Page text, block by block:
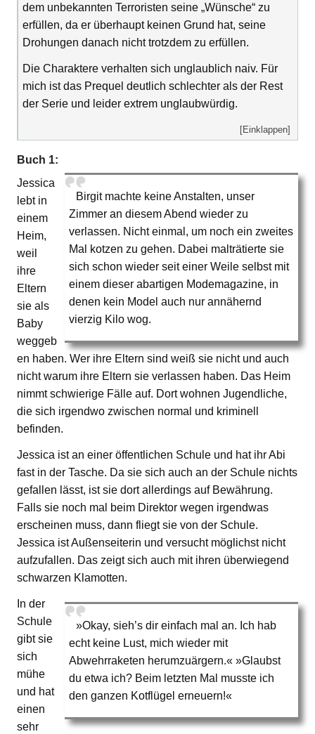
dem unbekannten Terroristen seine „Wünsche“ zu
erfüllen, da er überhaupt keinen Grund hat, seine
Drohungen danach nicht trotzdem zu erfüllen.
Die Charaktere verhalten sich unglaublich naiv. Für
mich ist das Prequel deutlich schlechter als der Rest
der Serie und leider extrem unglaubwürdig.
[Einklappen]
Buch 1:
Birgit machte keine Anstalten, unser
Zimmer an diesem Abend wieder zu
verlassen. Nicht einmal, um noch ein zweites
Mal kotzen zu gehen. Dabei malträtierte sie
sich schon wieder seit einer Weile selbst mit
einem dieser abartigen Modemagazine, in
denen kein Model auch nur annähernd
vierzig Kilo wog.
Jessica
lebt in
einem
Heim,
weil
ihre
Eltern
sie als
Baby
weggeb
en haben. Wer ihre Eltern sind weiß sie nicht und auch
nicht warum ihre Eltern sie verlassen haben. Das Heim
nimmt schwierige Fälle auf. Dort wohnen Jugendliche,
die sich irgendwo zwischen normal und kriminell
befinden.
Jessica ist an einer öffentlichen Schule und hat ihr Abi
fast in der Tasche. Da sie sich auch an der Schule nichts
gefallen lässt, ist sie dort allerdings auf Bewährung.
Falls sie noch mal beim Direktor wegen irgendwas
erscheinen muss, dann fliegt sie von der Schule.
Jessica ist Außenseiterin und versucht möglichst nicht
aufzufallen. Das zeigt sich auch mit ihren überwiegend
schwarzen Klamotten.
»Okay, sieh’s dir einfach mal an. Ich hab
echt keine Lust, mich wieder mit
Abwehrraketen herumzuärgern.« »Glaubst
du etwa ich? Beim letzten Mal musste ich
den ganzen Kotflügel erneuern!«
In der
Schule
gibt sie
sich
mühe
und hat
einen
sehr